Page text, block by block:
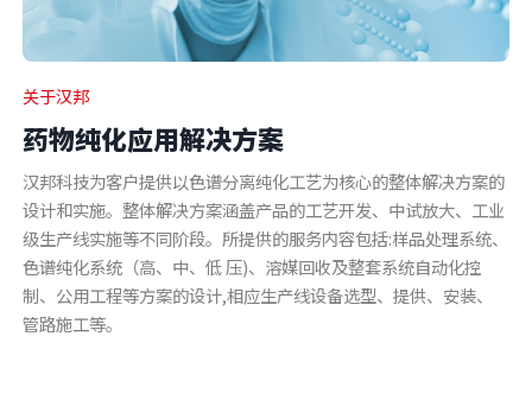
关于汉邦
药物纯化应用解决方案
汉邦科技为客户提供以色谱分离纯化工艺为核心的整体解决方案的
设计和实施。整体解决方案涵盖产品的工艺开发、中试放大、工业
级生产线实施等不同阶段。所提供的服务内容包括:样品处理系统、
色谱纯化系统（高、中、低 压)、溶媒回收及整套系统自动化控
制、公用工程等方案的设计,相应生产线设备选型、提供、安装、
管路施工等。